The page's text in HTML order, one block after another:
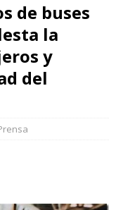
de buses
la
y
del